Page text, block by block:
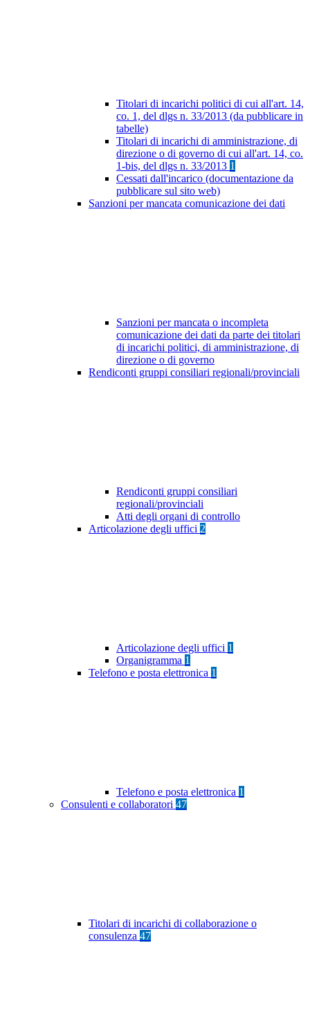
Titolari di incarichi politici di cui all'art. 14,
co. 1, del dlgs n. 33/2013 (da pubblicare in
tabelle)
Titolari di incarichi di amministrazione, di
direzione o di governo di cui all'art. 14, co.
1-bis, del dlgs n. 33/2013 1
Cessati dall'incarico (documentazione da
pubblicare sul sito web)
Sanzioni per mancata comunicazione dei dati
Sanzioni per mancata o incompleta
comunicazione dei dati da parte dei titolari
di incarichi politici, di amministrazione, di
direzione o di governo
Rendiconti gruppi consiliari regionali/provinciali
Rendiconti gruppi consiliari
regionali/provinciali
Atti degli organi di controllo
Articolazione degli uffici 2
Articolazione degli uffici 1
Organigramma 1
Telefono e posta elettronica 1
Telefono e posta elettronica 1
Consulenti e collaboratori 47
Titolari di incarichi di collaborazione o
consulenza 47